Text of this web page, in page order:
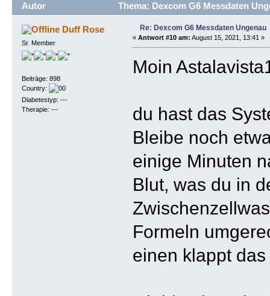
Autor Thema: Dexcom G6 Messdaten
Duff Rose
Sr. Member
Beiträge: 898
Country:
Diabetestyp: ---
Therapie: ---
Re: Dexcom G6 Messdaten Ungenau
« Antwort #10 am: August 15, 2021, 13:41 »
Moin
du hast das
Bleibe noch
einige Minuten
Blut, was du in
Formeln
einen klappt